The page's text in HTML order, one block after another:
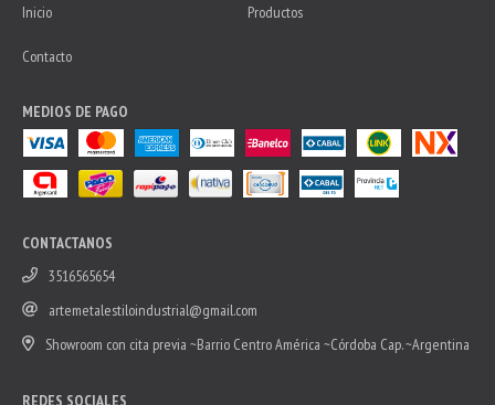
Inicio
Productos
Contacto
MEDIOS DE PAGO
CONTACTANOS
3516565654
artemetalestiloindustrial@gmail.com
Showroom con cita previa ~Barrio Centro América ~Córdoba Cap. ~Argentina
REDES SOCIALES